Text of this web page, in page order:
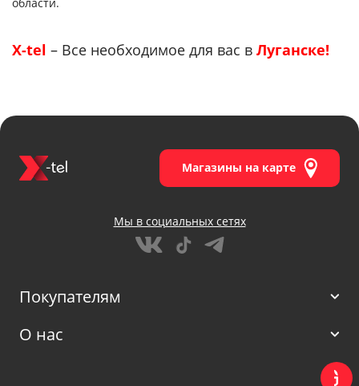
X-tel – Все необходимое для вас в Луганске!
Магазины на карте
Покупателям
О нас
Мы в социальных сетях